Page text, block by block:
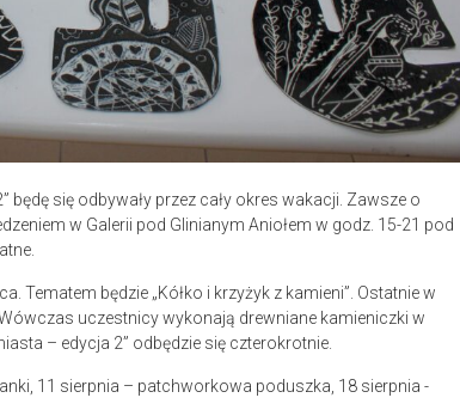
się odbywały przez cały okres wakacji. Zawsze o
w Galerii pod Glinianym Aniołem w godz. 15-21 pod
Tematem będzie „Kółko i krzyżyk z kamieni”. Ostatnie w
uczestnicy wykonają drewniane kamieniczki w
– edycja 2” odbędzie się czterokrotnie.
11 sierpnia – patchworkowa poduszka, 18 sierpnia -